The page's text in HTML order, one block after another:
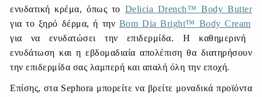
ενυδατική κρέμα, όπως το Delicia Drench™ Body Butter
για το ξηρό δέρμα, ή την Bom Dia Bright™ Body Cream
για να ενυδατώσει την επιδερμίδα. Η καθημερινή
ενυδάτωση και η εβδομαδιαία απολέπιση θα διατηρήσουν
την επιδερμίδα σας λαμπερή και απαλή όλη την εποχή.
Επίσης, στα Sephora μπορείτε να βρείτε μοναδικά προϊόντα